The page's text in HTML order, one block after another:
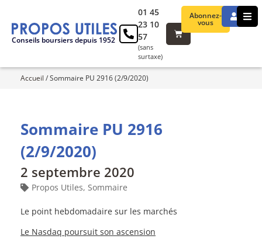
Conseils boursiers depuis 1952
Abonnez-
vous
01 45
23 10
57
(sans
surtaxe)
Accueil /Sommaire PU 2916 (2/9/2020)
Sommaire PU 2916
(2/9/2020)
2 septembre 2020
Propos Utiles, Sommaire
Le point hebdomadaire sur les marchés
Le Nasdaq poursuit son ascension